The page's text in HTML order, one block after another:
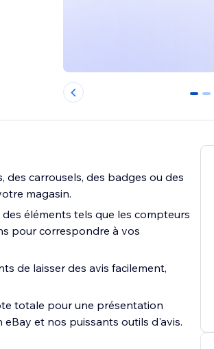
0 1
des carrousels, des badges ou des
magasin.
éléments tels que les compteurs
pour correspondre à vos
de laisser des avis facilement,
totale pour une présentation
et nos puissants outils d'avis.